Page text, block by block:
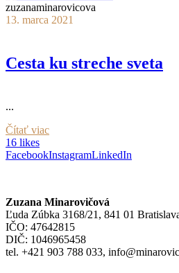
zuzanaminarovicova
13. marca 2021
Cesta ku streche sveta
...
Čítať viac
16 likes
FacebookInstagramLinkedIn
Zuzana Minarovičová
Ľuda Zúbka 3168/21, 841 01
IČO: 47642815
DIČ: 1046965458
tel. +421 903 788 033,